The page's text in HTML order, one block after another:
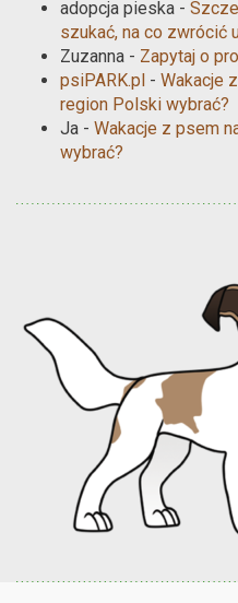
adopcja pieska -
szukać, na co zwrócić
Zuzanna - Zapytaj o
psiPARK.pl - Wakacje
region Polski wybrać?
Ja - Wakacje z psem
wybrać?